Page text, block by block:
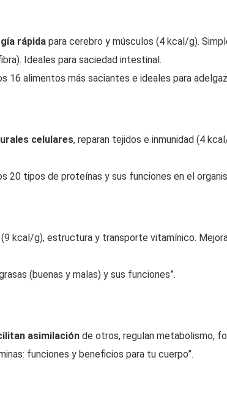
rápida para cerebro y músculos (4 kcal/g).
Ideales para saciedad intestinal.
16 alimentos más saciantes e ideales para
celulares, reparan tejidos e inmunidad (4
20 tipos de proteínas y sus funciones en el
kcal/g), estructura y transporte vitamínico.
(buenas y malas) y sus funciones”.
asimilación de otros, regulan metabolismo,
funciones y beneficios para tu cuerpo”.